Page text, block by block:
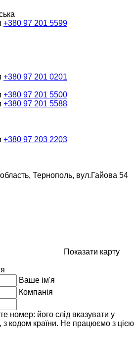
+380 97 201 5599
+380 97 201 0201
+380 97 201 5500
+380 97 201 5588
+380 97 203 2203
Тернополь, вул.Гайова 54
Показати карту
Ваше ім'я
Компанія
номер: його слід вказувати у
кодом країни. Не працюємо з цією